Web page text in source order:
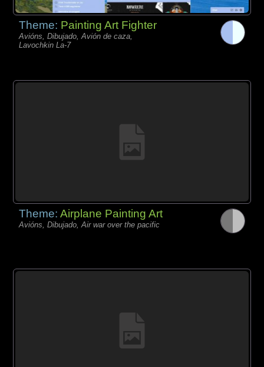
Theme: Painting Art Fighter
Avións, Dibujado, Avión de caza,
Lavochkin La-7
Theme:Airplane Painting Art
Avións, Dibujado, Air war over the pacific